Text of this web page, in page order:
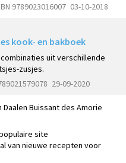
9789023016007 03-10-2018
kook- en bakboek
uit verschillende
zusjes.
29-09-2020
Buissant des Amorie
site
van nieuwe recepten voor